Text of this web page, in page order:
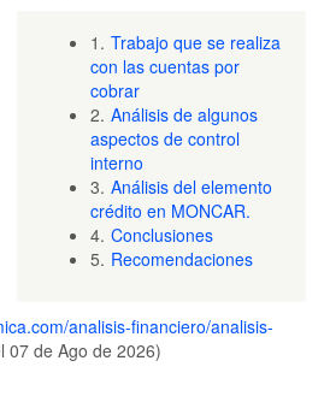
1. Trabajo que se realiza
con las cuentas por
cobrar
2. Análisis de algunos
aspectos de control
interno
3. Análisis del elemento
crédito en MONCAR.
4. Conclusiones
5. Recomendaciones
analisis-financiero/analisis-
07 de Ago de 2026)